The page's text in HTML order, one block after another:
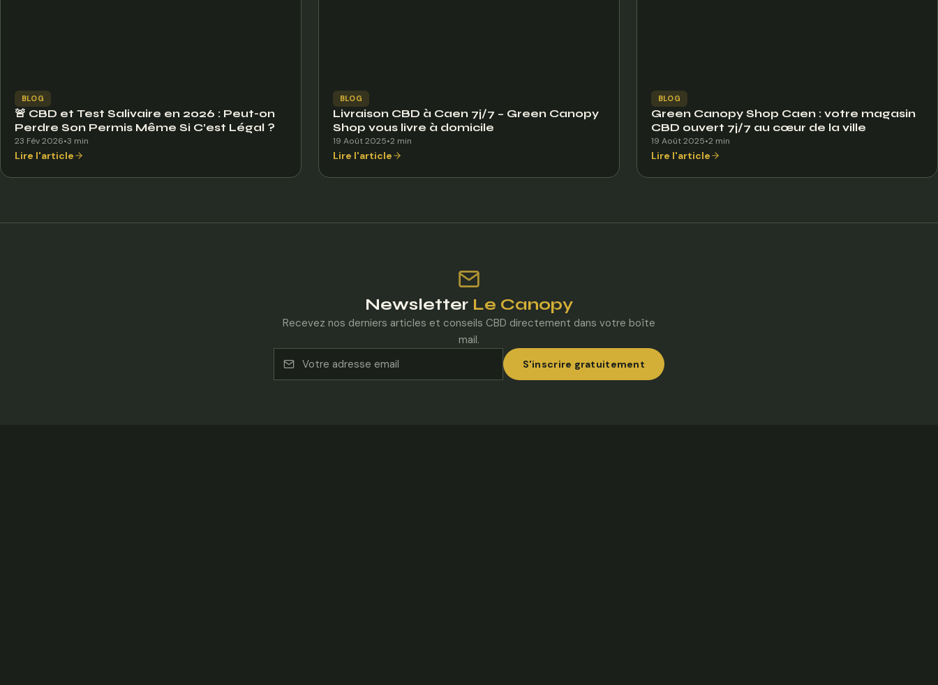
BLOG
🚨 CBD et Test Salivaire en 2026 : Peut-on
Perdre Son Permis Même Si C’est Légal ?
23 Fév 2026•3 min
Lire l'article
BLOG
Livraison CBD à Caen 7j/7 – Green Canopy
Shop vous livre à domicile
19 Août 2025•2 min
Lire l'article
BLOG
Green Canopy Shop Caen : votre magasin
CBD ouvert 7j/7 au cœur de la ville
19 Août 2025•2 min
Lire l'article
Newsletter Le Canopy
Recevez nos derniers articles et conseils CBD directement dans votre boîte
mail.
S'inscrire gratuitement